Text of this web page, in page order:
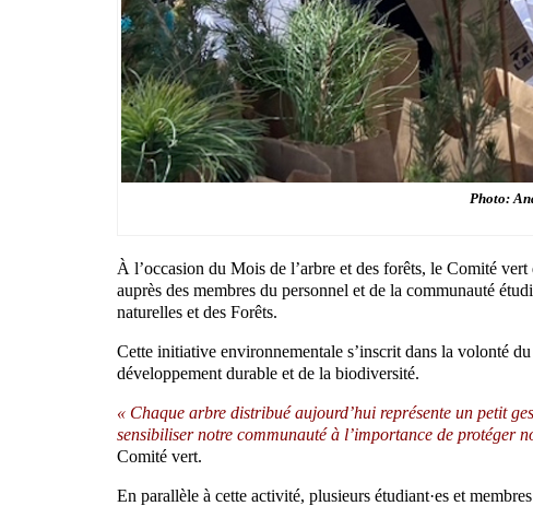
Photo:
À l’occasion du Mois de l’arbre et des forêts, le Comité
auprès des membres du personnel et de la communauté
naturelles et des Forêts.
Cette initiative environnementale s’inscrit dans la volonté
développement durable et de la biodiversité.
« Chaque arbre distribué aujourd’hui représente un petit
sensibiliser notre communauté à l’importance de protéger
Comité vert.
En parallèle à cette activité, plusieurs étudiant·es et